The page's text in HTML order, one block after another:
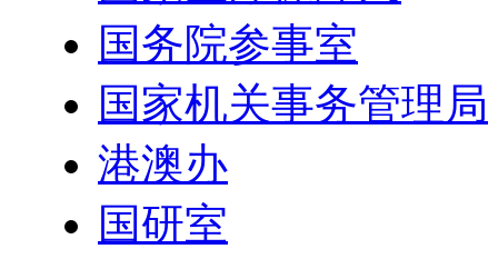
国务院参事室
国家机关事务管理局
港澳办
国研室